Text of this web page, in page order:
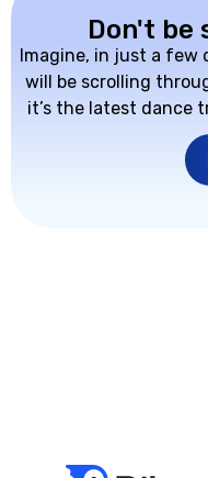
Don't be
Imagine, in just a few
will be scrolling
it’s the latest dance